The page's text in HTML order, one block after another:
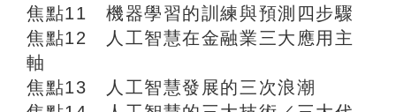
焦點11 機器學習的訓練與預測四步驟
焦點12 人工智慧在金融業三大應用主
軸
焦點13 人工智慧發展的三次浪潮